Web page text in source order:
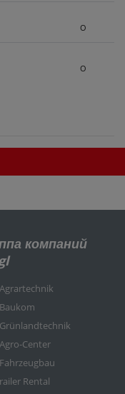
O
O
компаний
Center
Rental